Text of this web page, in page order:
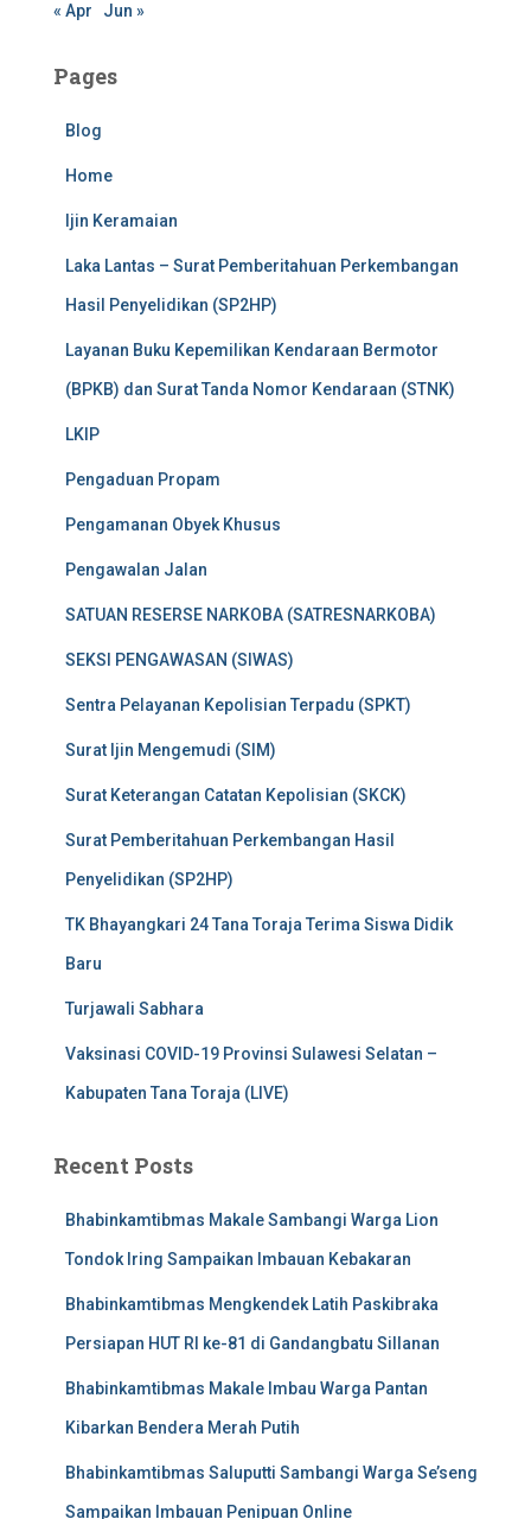
« Apr
Jun »
Pages
Blog
Home
Ijin Keramaian
Laka Lantas – Surat Pemberitahuan Perkembangan
Hasil Penyelidikan (SP2HP)
Layanan Buku Kepemilikan Kendaraan Bermotor
(BPKB) dan Surat Tanda Nomor Kendaraan (STNK)
LKIP
Pengaduan Propam
Pengamanan Obyek Khusus
Pengawalan Jalan
SATUAN RESERSE NARKOBA (SATRESNARKOBA)
SEKSI PENGAWASAN (SIWAS)
Sentra Pelayanan Kepolisian Terpadu (SPKT)
Surat Ijin Mengemudi (SIM)
Surat Keterangan Catatan Kepolisian (SKCK)
Surat Pemberitahuan Perkembangan Hasil
Penyelidikan (SP2HP)
TK Bhayangkari 24 Tana Toraja Terima Siswa Didik
Baru
Turjawali Sabhara
Vaksinasi COVID-19 Provinsi Sulawesi Selatan –
Kabupaten Tana Toraja (LIVE)
Recent Posts
Bhabinkamtibmas Makale Sambangi Warga Lion
Tondok Iring Sampaikan Imbauan Kebakaran
Bhabinkamtibmas Mengkendek Latih Paskibraka
Persiapan HUT RI ke-81 di Gandangbatu Sillanan
Bhabinkamtibmas Makale Imbau Warga Pantan
Kibarkan Bendera Merah Putih
Bhabinkamtibmas Saluputti Sambangi Warga Se’seng
Sampaikan Imbauan Penipuan Online